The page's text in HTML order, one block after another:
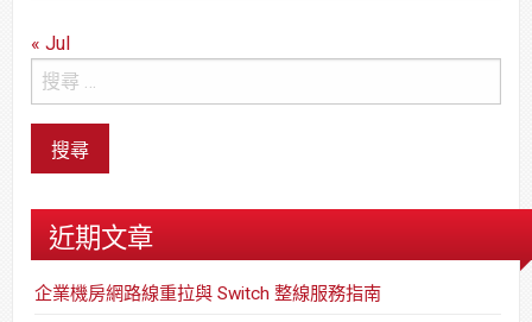
« Jul
近期文章
企業機房網路線重拉與 Switch 整線服務指南